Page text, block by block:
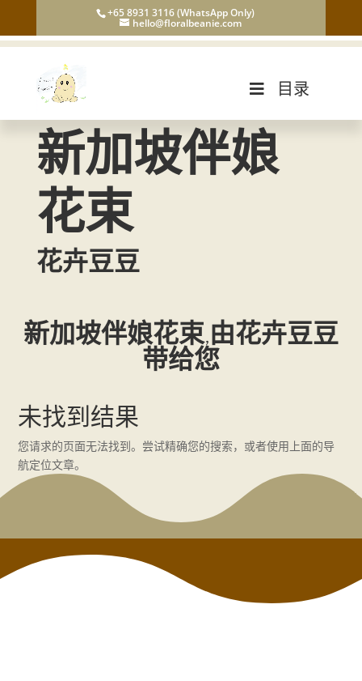
+65 8931 3116 (WhatsApp Only)
hello@floralbeanie.com
目录
新加坡伴娘
花束
花卉豆豆
新加坡伴娘花束,由花卉豆豆
带给您
未找到结果
您请求的页面无法找到。尝试精确您的搜索，或者使用上面的导
航定位文章。